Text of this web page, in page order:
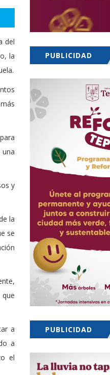
del
la
y
la
se
a
a
el
PUBLICIDAD
PUBLICIDAD